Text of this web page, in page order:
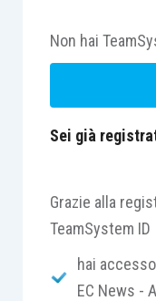
Non hai
Sei già
Grazie alla
TeamSystem ID
hai
EC News -